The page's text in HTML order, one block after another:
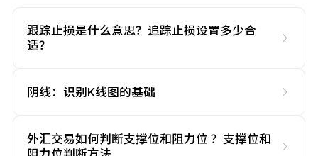
跟踪止损是什么意思？追踪止损设置多少合
适？
阴线：识别K线图的基础
外汇交易如何判断支撑位和阻力位 ？支撑位和